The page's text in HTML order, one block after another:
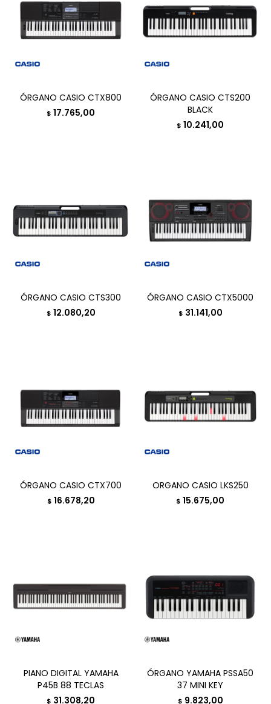
ÓRGANO CASIO CTX800
$ 17.765,00
ÓRGANO CASIO CTS200
BLACK
$ 10.241,00
ÓRGANO CASIO CTS300
$ 12.080,20
ÓRGANO CASIO CTX5000
$ 31.141,00
ÓRGANO CASIO CTX700
$ 16.678,20
ORGANO CASIO LKS250
$ 15.675,00
PIANO DIGITAL YAMAHA
P45B 88 TECLAS
$ 31.308,20
ÓRGANO YAMAHA PSSA50
37 MINI KEY
$ 9.823,00